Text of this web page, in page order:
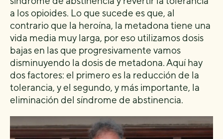
a los opioides. Lo que sucede es que, al
contrario que la heroína, la metadona tiene una
vida media muy larga, por eso utilizamos dosis
bajas en las que progresivamente vamos
disminuyendo la dosis de metadona. Aquí hay
dos factores: el primero es la reducción de la
tolerancia, y el segundo, y más importante, la
eliminación del síndrome de abstinencia.